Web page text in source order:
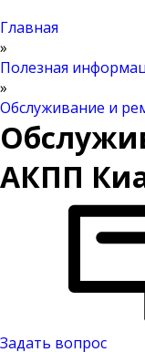
Главная
»
Полезная
»
Обслуживание и
АКПП
Задать вопрос